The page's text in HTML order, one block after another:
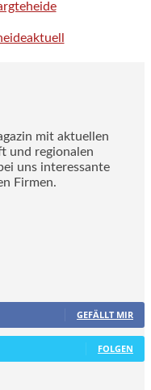
mit aktuellen
und regionalen
uns interessante
Firmen.
GEFÄLLT MIR
FOLGEN